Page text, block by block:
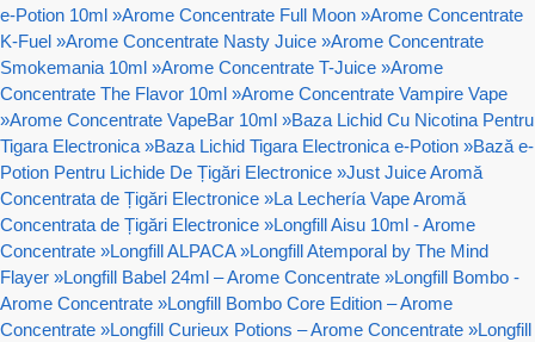
e-Potion 10ml »Arome Concentrate Full Moon »Arome Concentrate
K-Fuel »Arome Concentrate Nasty Juice »Arome Concentrate
Smokemania 10ml »Arome Concentrate T-Juice »Arome
Concentrate The Flavor 10ml »Arome Concentrate Vampire Vape
»Arome Concentrate VapeBar 10ml »Baza Lichid Cu Nicotina Pentru
Tigara Electronica »Baza Lichid Tigara Electronica e-Potion »Bază e-
Potion Pentru Lichide De Țigări Electronice »Just Juice Aromă
Concentrata de Țigări Electronice »La Lechería Vape Aromă
Concentrata de Țigări Electronice »Longfill Aisu 10ml - Arome
Concentrate »Longfill ALPACA »Longfill Atemporal by The Mind
Flayer »Longfill Babel 24ml – Arome Concentrate »Longfill Bombo -
Arome Concentrate »Longfill Bombo Core Edition – Arome
Concentrate »Longfill Curieux Potions – Arome Concentrate »Longfill